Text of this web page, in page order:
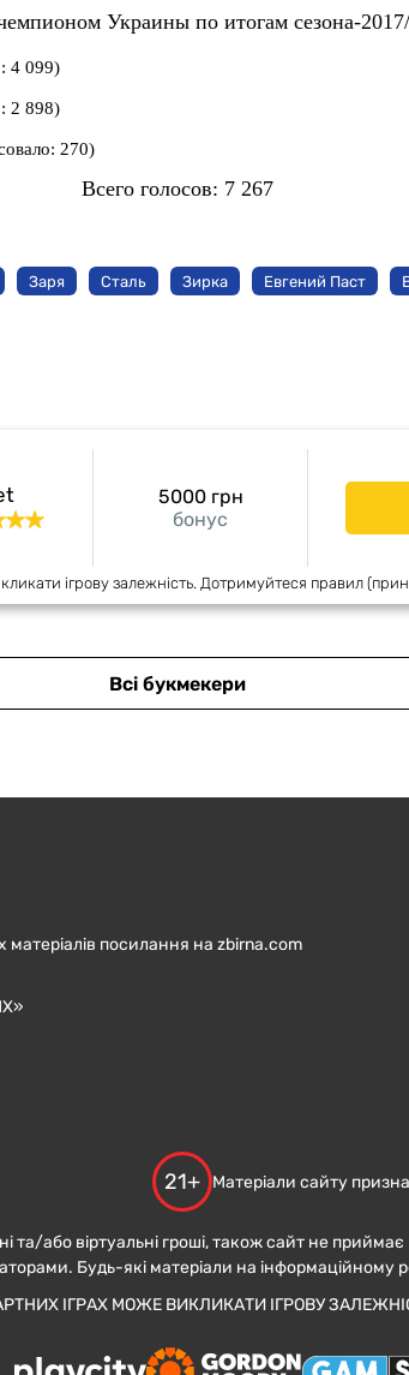
Украины по итогам сезона-
4 099)
2 898)
270)
Всего голосов: 7 267
Заря Сталь Зирка Евгений Паст
бонус
5000 грн
ігрову залежність. Дотримуйтеся правил
Всі букмекери
посилання на zbirna.com
21+ Матеріали сайту
та/або віртуальні гроші, також сайт не
Будь-які матеріали на інформаційному
ІГРАХ МОЖЕ ВИКЛИКАТИ ІГРОВУ